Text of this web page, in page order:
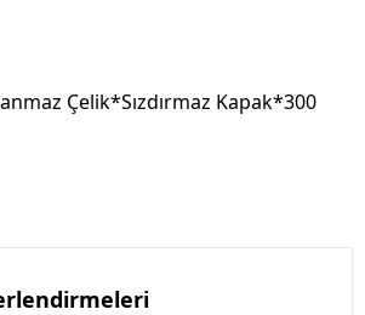
Çelik*Sızdırmaz Kapak*300